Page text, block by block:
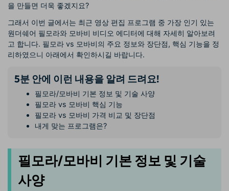
을 만들면 더욱 좋겠지요?
그래서 이번 글에서는 최근 영상 편집 프로그램 중 가장 인기 있는
원더쉐어 필모라와 모바비 비디오 에디터에 대해 자세히 알아보려
고 합니다. 필모라 vs 모바비의 주요 정보와 장단점, 핵심 기능을 정
리하였으니 아래에서 확인하시길 바랍니다.
5분 안에 이런 내용을 알려 드려요!
필모라/모바비 기본 정보 및 기술 사양
필모라 vs 모바비 핵심 기능
필모라 vs 모바비 가격 비교 및 장단점
내게 맞는 프로그램은?
필모라/모바비 기본 정보 및 기술
사양